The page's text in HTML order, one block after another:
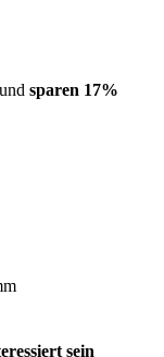
und sparen 17%
sein